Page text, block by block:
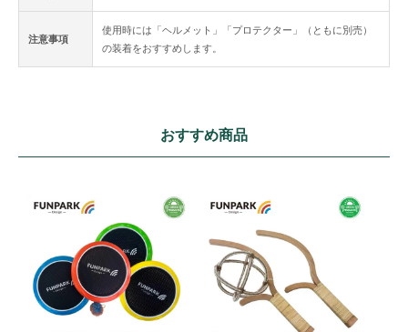
注意事項
使用時には「ヘルメット」「プロテクター」（ともに別売）
の装着をおすすめします。
おすすめ商品